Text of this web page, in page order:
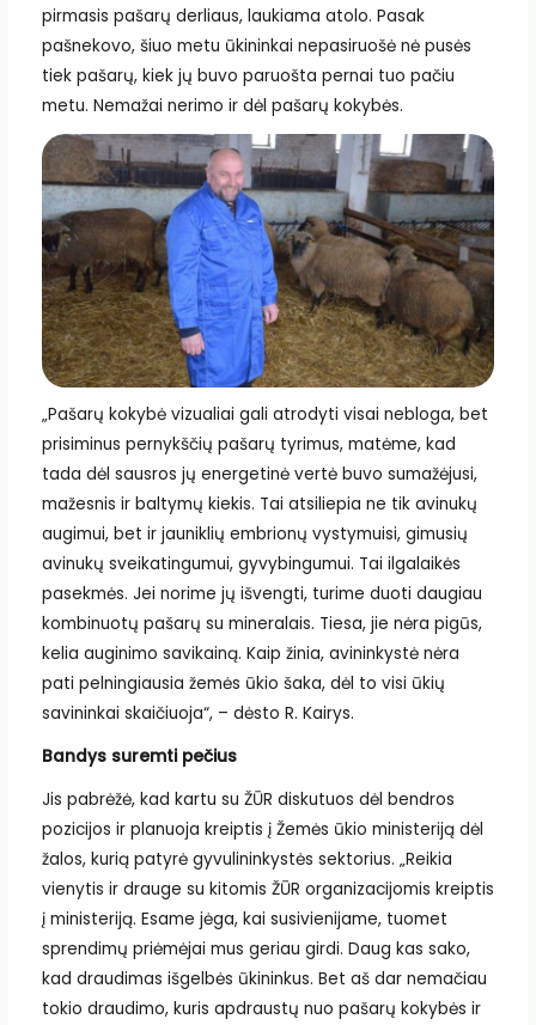
pirmasis pašarų derliaus, laukiama atolo. Pasak
pašnekovo, šiuo metu ūkininkai nepasiruošė nė pusės
tiek pašarų, kiek jų buvo paruošta pernai tuo pačiu
metu. Nemažai nerimo ir dėl pašarų kokybės.
„Pašarų kokybė vizualiai gali atrodyti visai nebloga, bet
prisiminus pernykščių pašarų tyrimus, matėme, kad
tada dėl sausros jų energetinė vertė buvo sumažėjusi,
mažesnis ir baltymų kiekis. Tai atsiliepia ne tik avinukų
augimui, bet ir jauniklių embrionų vystymuisi, gimusių
avinukų sveikatingumui, gyvybingumui. Tai ilgalaikės
pasekmės. Jei norime jų išvengti, turime duoti daugiau
kombinuotų pašarų su mineralais. Tiesa, jie nėra pigūs,
kelia auginimo savikainą. Kaip žinia, avininkystė nėra
pati pelningiausia žemės ūkio šaka, dėl to visi ūkių
savininkai skaičiuoja“, – dėsto R. Kairys.
Bandys suremti pečius
Jis pabrėžė, kad kartu su ŽŪR diskutuos dėl bendros
pozicijos ir planuoja kreiptis į Žemės ūkio ministeriją dėl
žalos, kurią patyrė gyvulininkystės sektorius. „Reikia
vienytis ir drauge su kitomis ŽŪR organizacijomis kreiptis
į ministeriją. Esame jėga, kai susivienijame, tuomet
sprendimų priėmėjai mus geriau girdi. Daug kas sako,
kad draudimas išgelbės ūkininkus. Bet aš dar nemačiau
tokio draudimo, kuris apdraustų nuo pašarų kokybės ir